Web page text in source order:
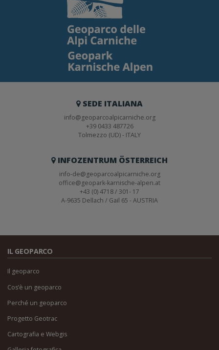
SEDE ITALIANA
info@geoparcoalpicarniche.org
+39 0433 487726
Tolmezzo (UD) - ITALY
INFOZENTRUM ÖSTERREICH
info-de@geoparcoalpicarniche.org
office@geopark-karnische-alpen.at
+43 (0) 4718 / 301- 17
A-9635 Dellach / Gail 65 - AUSTRIA
IL GEOPARCO
Il geoparco
Cos’è un geoparco
Perché un geoparco
Progetto Geotrac
Cartografia e Webgis